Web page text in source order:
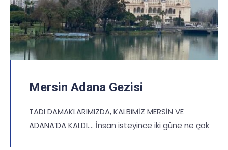
Mersin Adana Gezisi
TADI DAMAKLARIMIZDA, KALBiMİZ MERSİN VE
ADANA’DA KALDI…. İnsan isteyince iki güne ne çok